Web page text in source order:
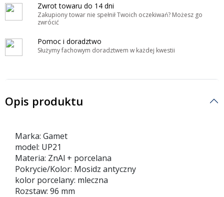
Zwrot towaru do 14 dni
Zakupiony towar nie spełnił Twoich oczekiwań? Możesz go
zwrócić
Pomoc i doradztwo
Służymy fachowym doradztwem w każdej kwestii
Opis produktu
Marka: Gamet
model: UP21
Materia: ZnAl + porcelana
Pokrycie/Kolor: Mosidz antyczny
kolor porcelany: mleczna
Rozstaw: 96 mm